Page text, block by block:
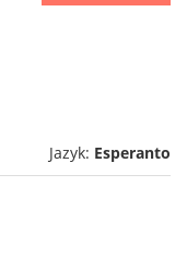
Jazyk: Esperanto